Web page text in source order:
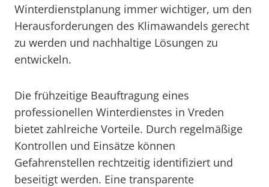
Winterdienstplanung immer wichtiger, um den
Herausforderungen des Klimawandels gerecht
zu werden und nachhaltige Lösungen zu
entwickeln.
Die frühzeitige Beauftragung eines
professionellen Winterdienstes in Vreden
bietet zahlreiche Vorteile. Durch regelmäßige
Kontrollen und Einsätze können
Gefahrenstellen rechtzeitig identifiziert und
beseitigt werden. Eine transparente